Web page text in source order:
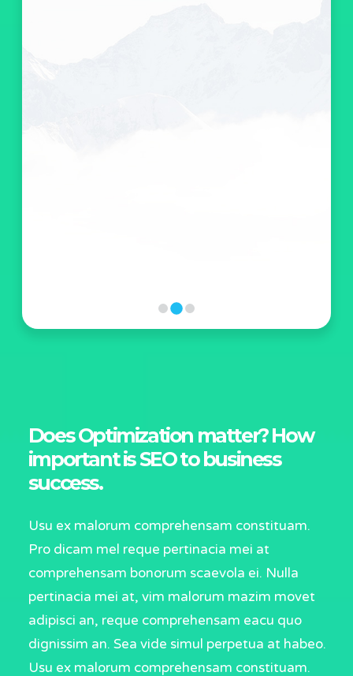
Does Optimization matter? How
important is SEO to business
success.
Usu ex malorum comprehensam constituam.
Pro dicam mel reque pertinacia mei at
comprehensam bonorum scaevola ei. Nulla
pertinacia mei at, vim malorum mazim movet
adipisci an, reque comprehensam eacu quo
dignissim an. Sea vide simul perpetua at habeo.
Usu ex malorum comprehensam constituam.